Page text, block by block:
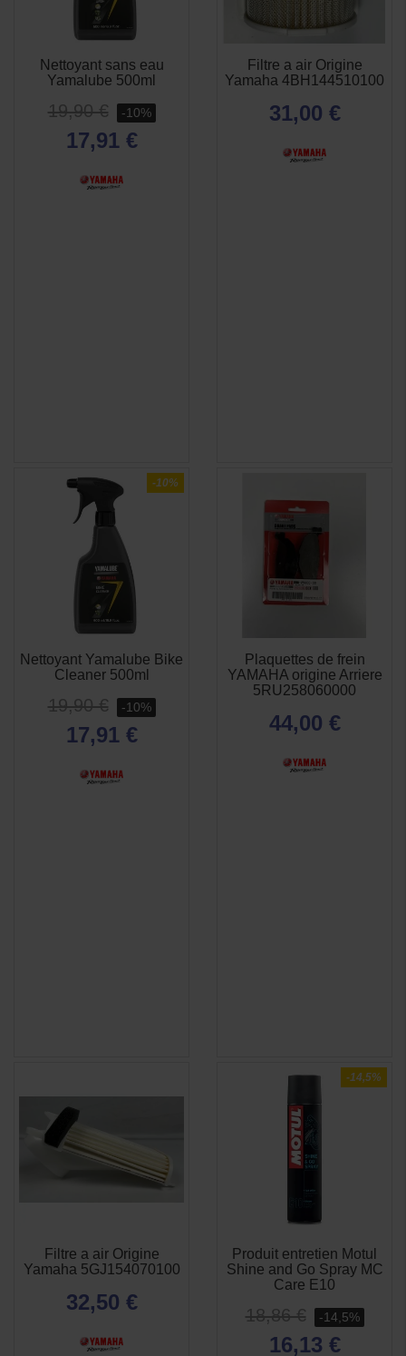
Nettoyant sans eau
Yamalube 500ml
19,90 € -10%
17,91 €
Filtre a air Origine
Yamaha 4BH144510100
31,00 €
-10%
 APERÇU
RAPIDE
Nettoyant Yamalube Bike
Cleaner 500ml
19,90 € -10%
17,91 €
 APERÇU
RAPIDE
Plaquettes de frein
YAMAHA origine Arriere
5RU258060000
44,00 €

APERÇU
RAPIDE
Filtre a air Origine
Yamaha 5GJ154070100
32,50 €
-14,5%
APERÇU
RAPIDE
Produit entretien Motul
Shine and Go Spray MC
Care E10
18,86 € -14,5%
16,13 €
APERÇU
RAPIDE
APERÇU
RAPIDE